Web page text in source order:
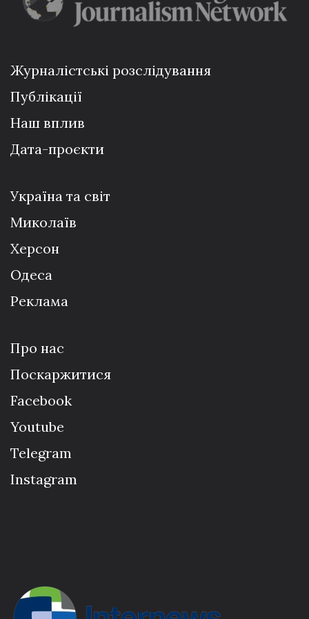
Журналістські розслідування
Публікації
Наш вплив
Дата-проєкти
Україна та світ
Миколаїв
Херсон
Одеса
Реклама
Про нас
Поскаржитися
Facebook
Youtube
Telegram
Instagram